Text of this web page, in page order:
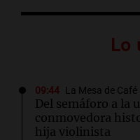
Lo
09:44 La Mesa de Café
Del semáforo a la
conmovedora
hija violinista